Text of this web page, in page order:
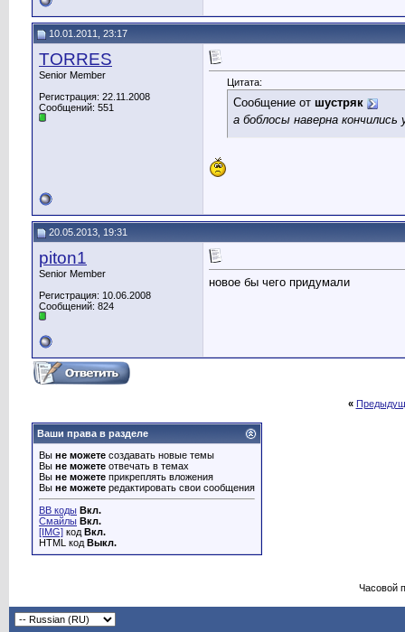
10.01.2011, 23:17
TORRES
Senior Member
Регистрация: 22.11.2008
Сообщений: 551
Цитата:
Сообщение от шустряк
а боблосы наверна кончились
20.05.2013, 19:31
piton1
Senior Member
Регистрация: 10.06.2008
Сообщений: 824
новое бы чего придумали
«
Ваши права в разделе
Вы не можете создавать новые темы
Вы не можете отвечать в темах
Вы не можете прикреплять вложения
Вы не можете редактировать свои сообщения
BB коды Вкл.
Смайлы Вкл.
[IMG] код Вкл.
HTML код Выкл.
Часовой